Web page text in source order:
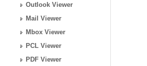
Outlook Viewer
Mail Viewer
Mbox Viewer
PCL Viewer
PDF Viewer